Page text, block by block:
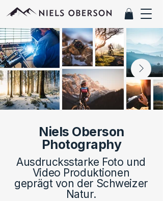
Niels Oberson
Photography
Ausdrucksstarke Foto und
Video Produktionen
geprägt von der Schweizer
Natur.